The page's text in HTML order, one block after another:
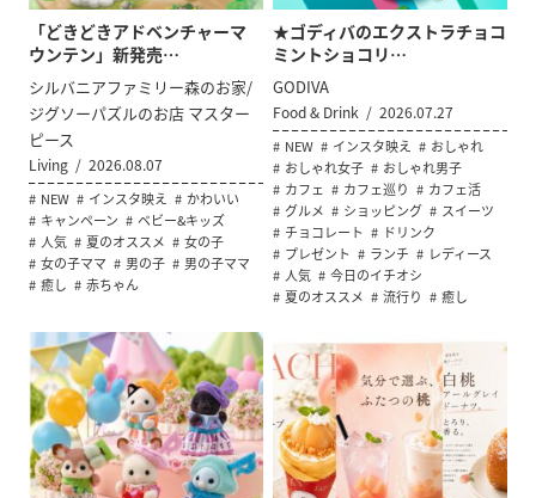
「どきどきアドベンチャーマ
ウンテン」新発売…
シルバニアファミリー森のお家/
ジグソーパズルのお店 マスター
ピース
Living 2026.08.07
NEW インスタ映え
かわいい
キャンペーン
ベビー&キッズ
人気
夏のオススメ
女の子
女の子ママ
男の子
男の子ママ
癒し
赤ちゃん
★ゴディバのエクストラチョコ
ミントショコリ…
GODIVA
Food & Drink 2026.07.27
NEW インスタ映え
おしゃれ
おしゃれ女子
おしゃれ男子
カフェ
カフェ巡り
カフェ活
グルメ
ショッピング
スイーツ
チョコレート
ドリンク
プレゼント
ランチ
レディース
人気
今日のイチオシ
夏のオススメ
流行り 癒し